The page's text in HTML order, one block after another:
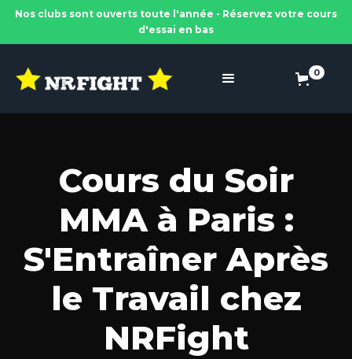
Nos clubs sont ouverts toute l'année - Réservez votre cours
d'essai en bas
0
Cours du Soir
MMA à Paris :
S'Entraîner Après
le Travail chez
NRFight